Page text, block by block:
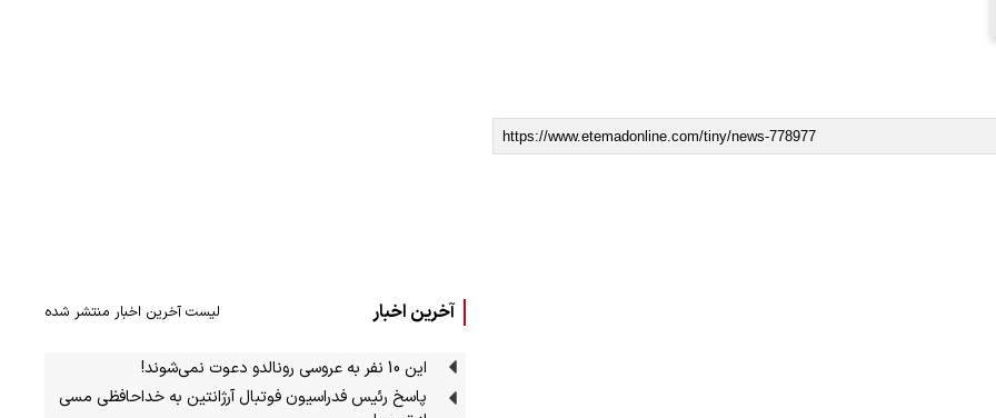
آخرین اخبار لیست آخرین اخبار منتشر شده
این 10 نفر به عروسی رونالدو دعوت نمی‌شوند!
پاسخ رئیس فدراسیون فوتبال آرژانتین به خداحافظی مسی